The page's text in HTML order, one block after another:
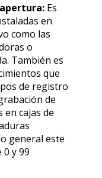
Es
en
como las
o
También es
que
de registro
de
en cajas de
general este
y 99